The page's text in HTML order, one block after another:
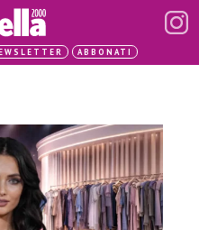
ABBONATI